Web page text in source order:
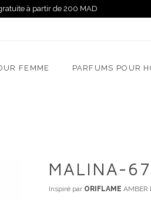
à partir de 200 MAD
FEMME
PARFUMS POUR
MALINA-
Inspiré par ORIFLAME AMBER